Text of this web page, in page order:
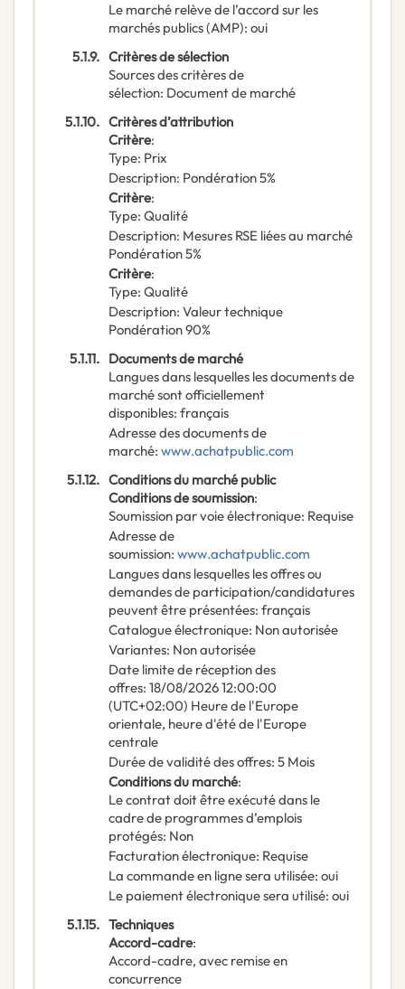
Le marché relève de l’accord sur les
marchés publics (AMP): oui
5.1.9. Critères de sélection
Sources des critères de
sélection: Document de marché
5.1.10. Critères d’attribution
Critère:
Type: Prix
Description: Pondération 5%
Critère:
Type: Qualité
Description: Mesures RSE liées au marché
Pondération 5%
Critère:
Type: Qualité
Description: Valeur technique
Pondération 90%
5.1.11. Documents de marché
Langues dans lesquelles les documents de
marché sont officiellement
disponibles: français
Adresse des documents de
marché: www.achatpublic.com
5.1.12. Conditions du marché public
Conditions de soumission:
Soumission par voie électronique: Requise
Adresse de
soumission: www.achatpublic.com
Langues dans lesquelles les offres ou
demandes de participation/candidatures
peuvent être présentées: français
Catalogue électronique: Non autorisée
Variantes: Non autorisée
Date limite de réception des
offres: 18/08/202612:00:00
(UTC+02:00) Heure de l'Europe
orientale, heure d'été de l'Europe
centrale
Durée de validité des offres: 5 Mois
Conditions du marché:
Le contrat doit être exécuté dans le
cadre de programmes d’emplois
protégés: Non
Facturation électronique: Requise
La commande en ligne sera utilisée: oui
Le paiement électronique sera utilisé: oui
5.1.15. Techniques
Accord-cadre:
Accord-cadre, avec remise en
concurrence